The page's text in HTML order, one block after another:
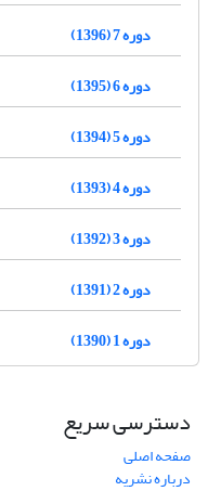
دوره 7 (1396)
دوره 6 (1395)
دوره 5 (1394)
دوره 4 (1393)
دوره 3 (1392)
دوره 2 (1391)
دوره 1 (1390)
دسترسی سریع
صفحه اصلی
درباره نشریه